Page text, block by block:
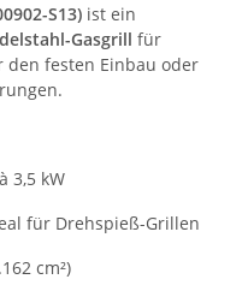
S13) ist ein
Gasgrill für
den festen Einbau oder
à 3,5 kW
für Drehspieß-Grillen
cm²)